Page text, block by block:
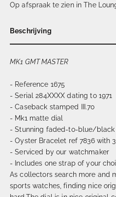
Op afspraak te zien in The
Beschrijving
MK1 GMT MASTER
- Reference 1675
- Serial 284XXXX dating to 1971
- Caseback stamped III.70
- Mk1 matte dial
- Stunning faded-to-blue/
- Oyster Bracelet ref 7836 with
- Serviced by our watchmaker
- Includes one strap of your
As collectors search more and
sports watches, finding nice